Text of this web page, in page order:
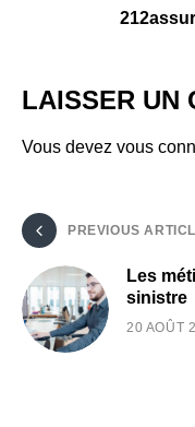
LAISSER UN
Vous devez vous
PREVIOUS
Les
sinistre
20 AOÛT